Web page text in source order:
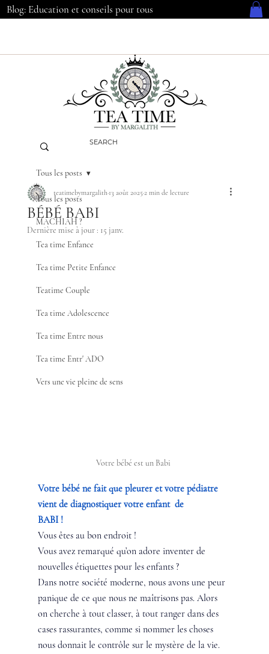
Blog: Education et conseils pour tous
Tous les posts
MACHIAH ?
Tea time Enfance
Tea time Petite Enfance
Teatime Couple
Tea time Adolescence
Tea time Entre nous
Tea time Entr' ADO
Vers une vie pleine de sens
Tous les posts
BÉBÉ BABI
teatimebymargalith13 août 20252 min de lecture
Dernière mise à jour : 15 janv.
Votre bébé est un Babi
Votre bébé ne fait que pleurer et votre pédiatre
vient de diagnostiquer votre enfant  de
BABI !
Vous êtes au bon endroit !
Vous avez remarqué qu’on adore inventer de
nouvelles étiquettes pour les enfants ?
Dans notre société moderne, nous avons une peur
panique de ce que nous ne maîtrisons pas. Alors
on cherche à tout classer, à tout ranger dans des
cases rassurantes, comme si nommer les choses
nous donnait le contrôle sur le mystère de la vie.